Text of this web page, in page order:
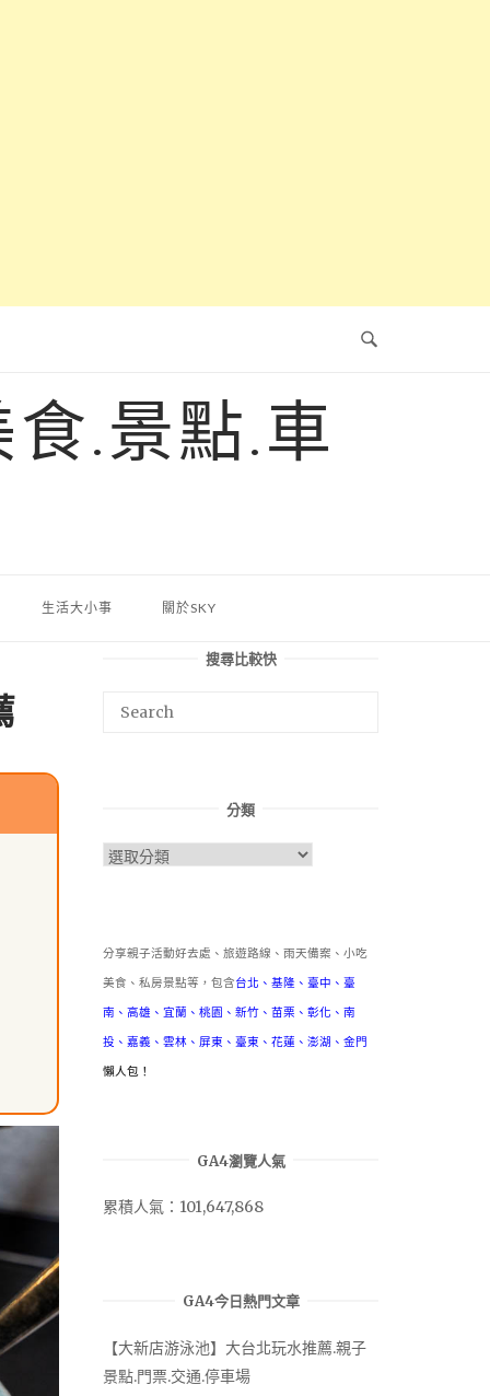
.景點.車
生活大小事 關於SKY
搜尋比較快
分類
分
分享親子活動好去處、旅遊路線、雨天備案、小吃
美食、私房景點等，包含台北 、 基隆 、 臺中 、 臺
南 、 高雄 、 宜蘭 、 桃園 、 新竹 、 苗栗 、 彰化 、 南
投 、 嘉義 、 雲林 、 屏東 、 臺東 、 花蓮 、 澎湖 、 金門
懶人包！
GA4瀏覽人氣
累積人氣：101,647,868
GA4今日熱門文章
【大新店游泳池】大台北玩水推薦.親子
景點.門票.交通.停車場